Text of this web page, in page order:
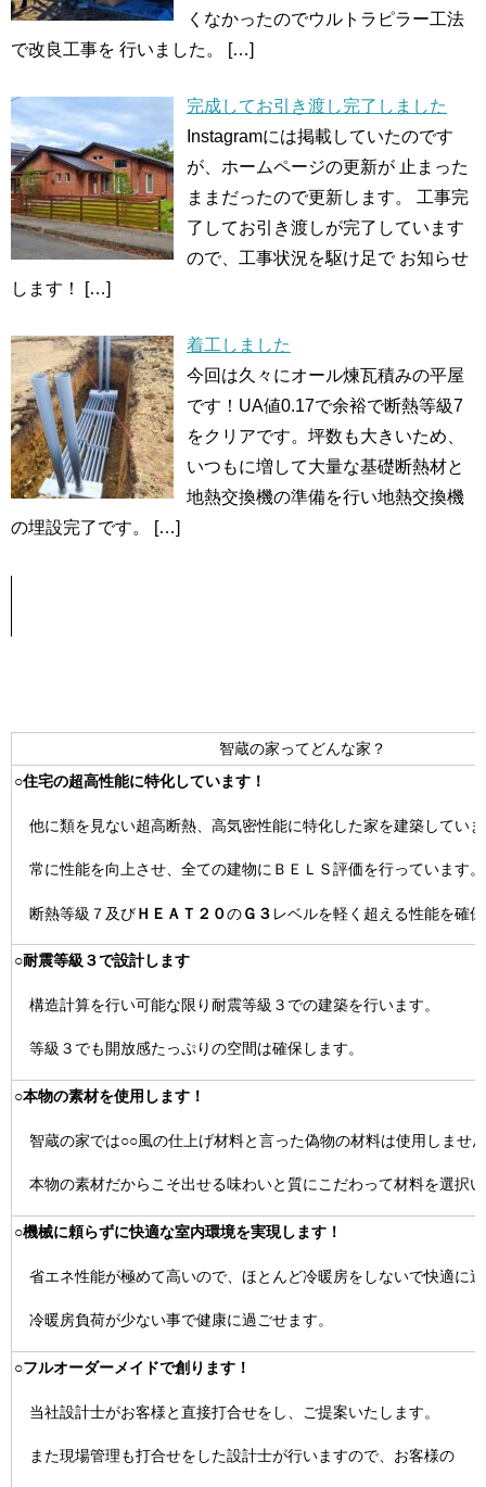
くなかったのでウルトラピラー工法
で改良工事を 行いました。
[…]
完成してお引き渡し完了しました
Instagramには掲載していたのです
が、ホームページの更新が 止まった
ままだったので更新します。 工事完
了してお引き渡しが完了しています
ので、工事状況を駆け足で お知らせ
します！
[…]
着工しました
今回は久々にオール煉瓦積みの平屋
です！UA値0.17で余裕で断熱等級7
をクリアです。坪数も大きいため、
いつもに増して大量な基礎断熱材と
地熱交換機の準備を行い地熱交換機
の埋設完了です。
[…]
智蔵の家ってどんな家？
○住宅の超高性能に特化しています！
他に類を見ない超高断熱、高気密性能に特化した家を建築してい
常に性能を向上させ、全ての建物にＢＥＬＳ評価を行っています。
断熱等級７及び ＨＥＡＴ２０の Ｇ３ レベルを軽く超える性能を確
○耐震等級３で設計します
構造計算を行い可能な限り耐震等級３での建築を行います。
等級３でも開放感たっぷりの空間は確保します。
○本物の素材を使用します！
智蔵の家では○○風の仕上げ材料と言った偽物の材料は使用しませ
本物の素材だからこそ出せる味わいと質にこだわって材料を選択
○機械に頼らずに快適な室内環境を実現します！
省エネ性能が極めて高いので、ほとんど冷暖房をしないで快適に
冷暖房負荷が少ない事で健康に過ごせます。
○フルオーダーメイドで創ります！
当社設計士がお客様と直接打合せをし、ご提案いたします。
また現場管理も打合せをした設計士が行いますので、お客様の